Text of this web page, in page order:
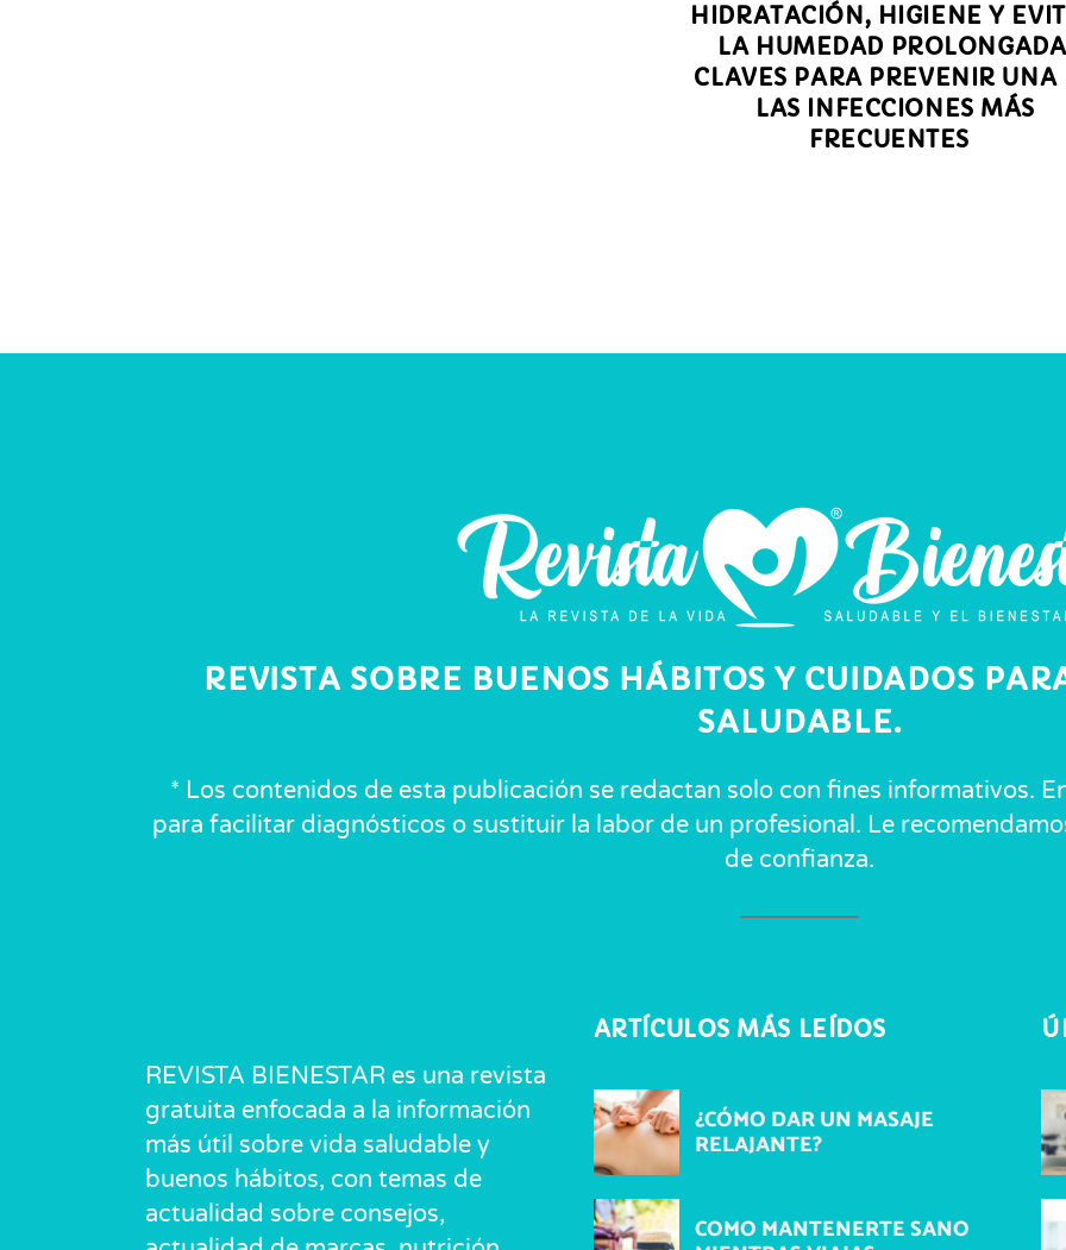
HIDRATACIÓN, HIGIENE Y
LA HUMEDAD
CLAVES PARA PREVENIR UNA
LAS INFECCIONES MÁS
FRECUENTES
REVISTA SOBRE BUENOS HÁBITOS Y CUIDADOS
SALUDABLE.
* Los contenidos de esta publicación se redactan solo con fines informativos.
para facilitar diagnósticos o sustituir la labor de un profesional. Le
de confianza.
REVISTA BIENESTAR es una revista
gratuita enfocada a la información
más útil sobre vida saludable y
buenos hábitos, con temas de
actualidad sobre consejos,
ARTÍCULOS MÁS LEÍDOS
¿CÓMO DAR UN MASAJE
RELAJANTE?
COMO MANTENERTE SANO